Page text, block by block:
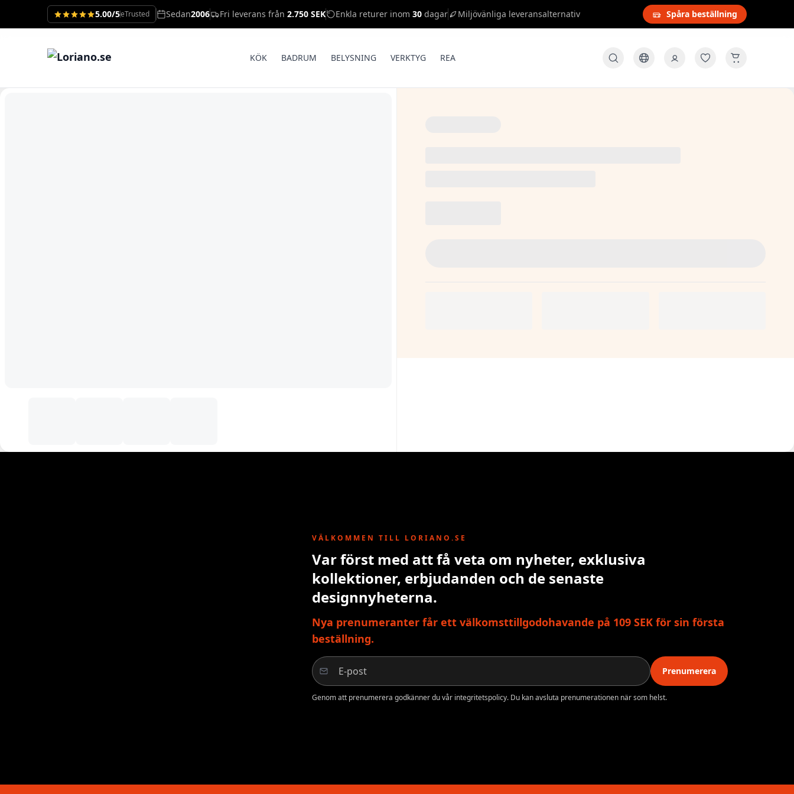
5.00/5eTrusted Sedan2006 Fri leverans från 2.750 SEK Enkla returer inom 30 dagar Miljövänliga leveransalternativ Spåra beställning
KÖK BADRUM BELYSNING VERKTYG REA
VÄLKOMMEN TILL LORIANO.SE
Var först med att få veta om nyheter, exklusiva
kollektioner, erbjudanden och de senaste
designnyheterna.
Nya prenumeranter får ett välkomsttillgodohavande på 109 SEK för sin första
beställning.
Prenumerera
Genom att prenumerera godkänner du vår integritetspolicy. Du kan avsluta prenumerationen när som helst.